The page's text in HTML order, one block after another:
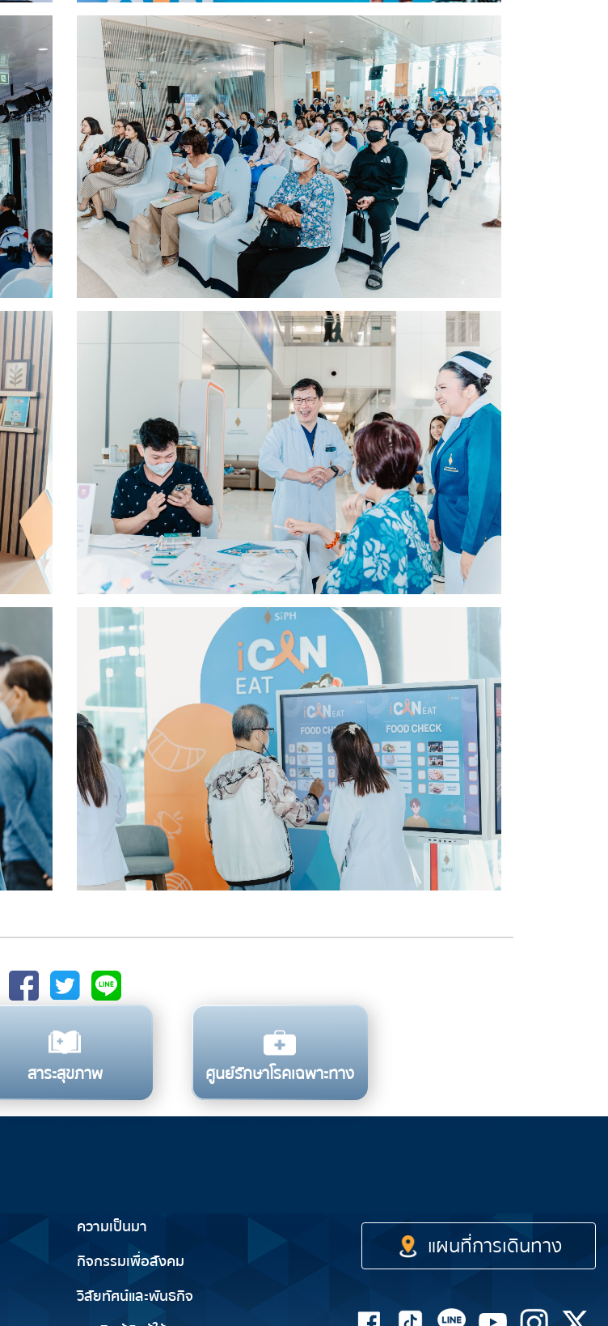
สาระสุขภาพ ศูนย์รักษาโรคเฉพาะทาง
ความเป็นมา
กิจกรรมเพื่อสังคม
วิสัยทัศน์และพันธกิจ
แผนที่การเดินทาง